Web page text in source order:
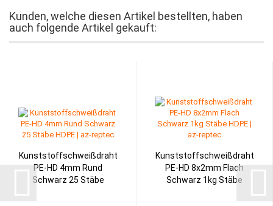
Kunden, welche diesen Artikel bestellten, haben
auch folgende Artikel gekauft:
Kunststoffschweißdraht
PE-HD 4mm Rund
Schwarz 25 Stäbe
Kunststoffschweißdraht
PE-HD 8x2mm Flach
Schwarz 1kg Stäbe